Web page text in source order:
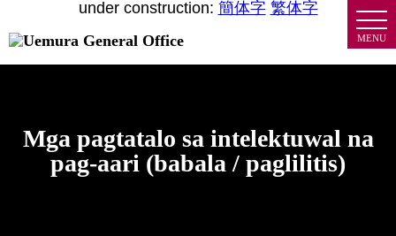
under construction: 簡体字 繁体字
MENU
Mga pagtatalo sa intelektuwal na
pag-aari (babala / paglilitis)